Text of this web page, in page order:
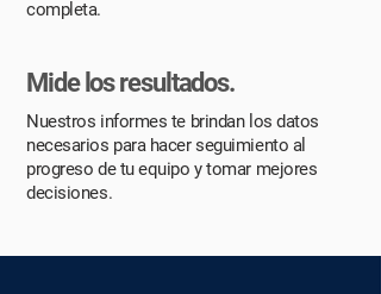
completa.
Mide los resultados.
Nuestros informes te brindan los datos
necesarios para hacer seguimiento al
progreso de tu equipo y tomar mejores
decisiones.